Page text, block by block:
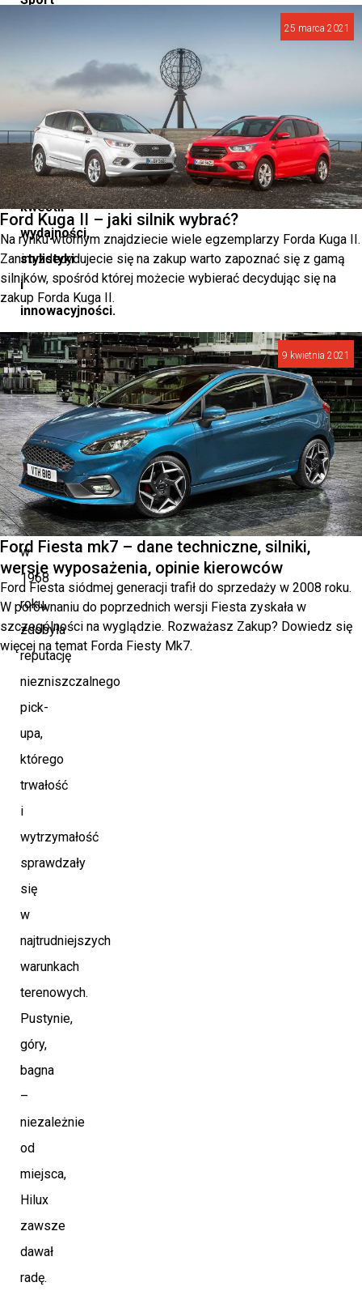
rodziny
podniosło
poprzeczkę
w
kwestii
wydajności,
stylistyki
i
innowacyjności.
Renesans
ikony
Toyota
Hilux,
od
swojego
debiutu
w
1968
roku,
zdobyła
reputację
niezniszczalnego
pick-
upa,
którego
trwałość
i
wytrzymałość
sprawdzały
się
w
najtrudniejszych
warunkach
terenowych.
Pustynie,
góry,
bagna
–
niezależnie
od
miejsca,
Hilux
zawsze
dawał
radę.
25 marca 2021
Ford Kuga II – jaki silnik wybrać?
Na rynku wtórnym znajdziecie wiele egzemplarzy Forda Kuga II.
Zanim zdecydujecie się na zakup warto zapoznać się z gamą
silników, spośród której możecie wybierać decydując się na
zakup Forda Kuga II.
9 kwietnia 2021
Ford Fiesta mk7 – dane techniczne, silniki,
wersje wyposażenia, opinie kierowców
Ford Fiesta siódmej generacji trafił do sprzedaży w 2008 roku.
W porównaniu do poprzednich wersji Fiesta zyskała w
szczególności na wyglądzie. Rozważasz Zakup? Dowiedz się
więcej na temat Forda Fiesty Mk7.